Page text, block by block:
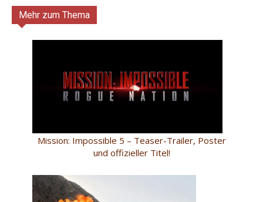
Mehr zum Thema
Mission: Impossible 5 – Teaser-Trailer, Poster
und offizieller Titel!